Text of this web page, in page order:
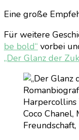
Eine große
Für weitere
be bold“ vorbei
„Der Glanz der